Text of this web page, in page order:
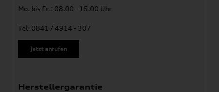
Mo. bis Fr.: 08.00 - 15.00 Uhr
Tel: 0841 / 4914 - 307
Jetzt anrufen
Herstellergarantie